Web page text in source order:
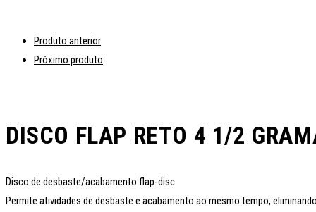
Produto anterior
Próximo produto
DISCO FLAP RETO 4 1/2
Disco de desbaste/acabamento flap-disc
Permite atividades de desbaste e acabamento ao mesmo tempo,